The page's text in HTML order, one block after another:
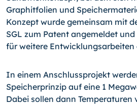
Graphitfolien und
Konzept wurde gemeinsam mit
SGL zum Patent angemeldet
für weitere Entwicklungsarbeiten
In einem Anschlussprojekt
Speicherprinzip auf eine 1
Dabei sollen dann Temperaturen